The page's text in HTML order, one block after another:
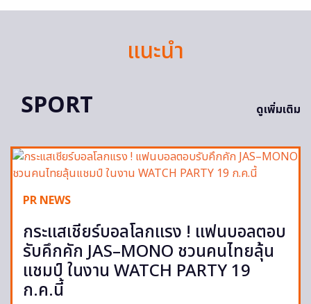
แนะนำ
SPORT
ดูเพิ่มเติม
PR NEWS
กระแสเชียร์บอลโลกแรง ! แฟนบอลตอบ
รับคึกคัก JAS–MONO ชวนคนไทยลุ้น
แชมป์ ในงาน WATCH PARTY 19
ก.ค.นี้